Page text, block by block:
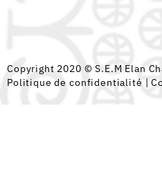
Copyright 2020 © S.E.M Elan
Politique de confidentialité |